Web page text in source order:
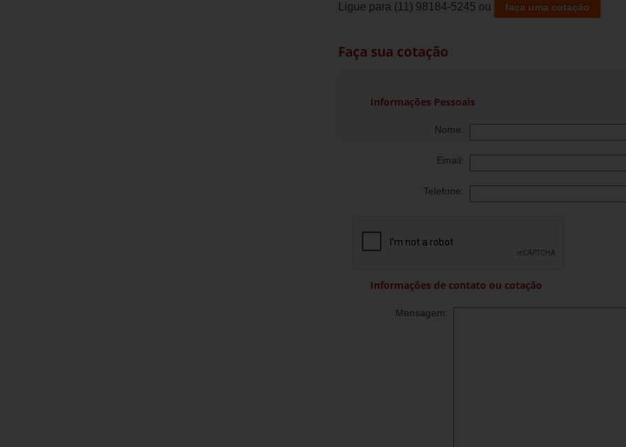
Ligue para (11) 98184-5245 ou faça uma cotação
Faça sua cotação
Informações Pessoais
Nome:
Email:
Telefone:
Informações de contato ou cotação
Mensagem: